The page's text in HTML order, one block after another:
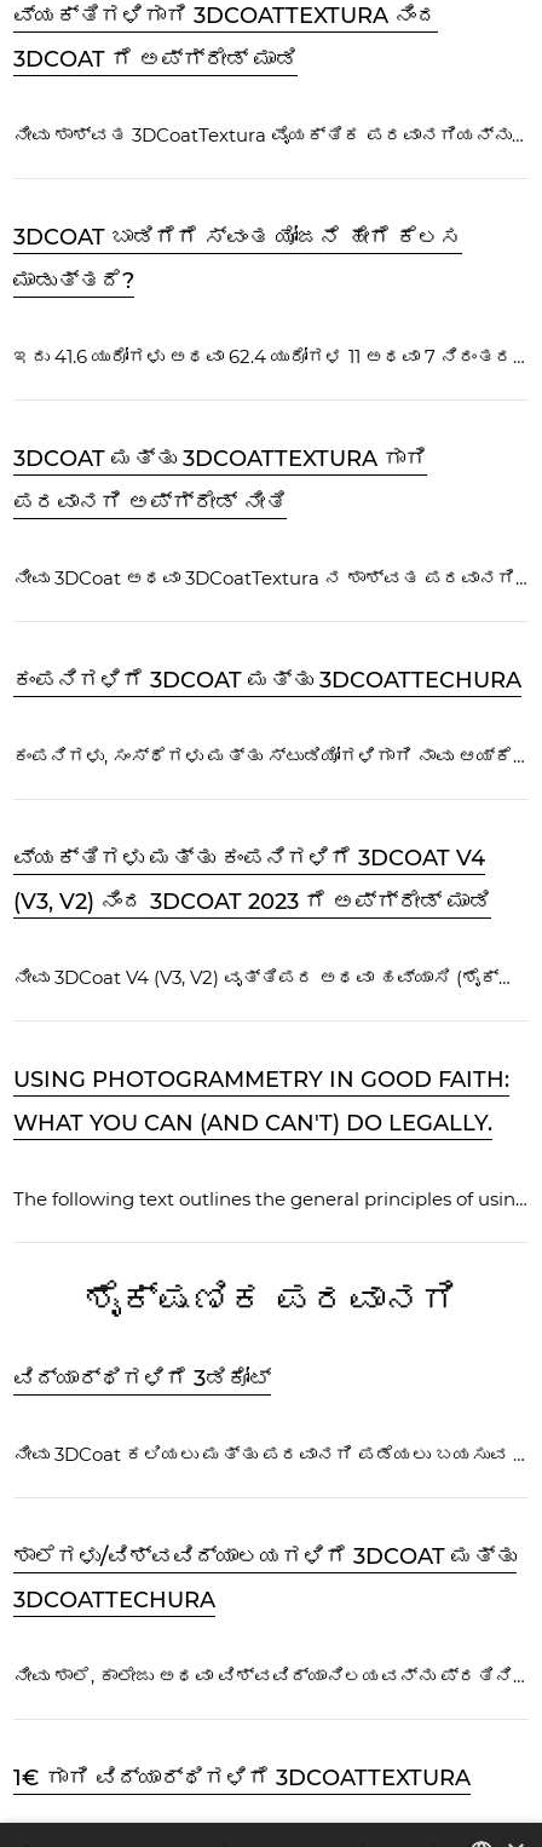
ವ್ಯಕ್ತಿಗಳಿಗಾಗಿ 3DCOATTEXTURA ನಿಂದ
3DCOAT ಗೆ ಅಪ್‌ಗ್ರೇಡ್ ಮಾಡಿ
ನೀವು ಶಾಶ್ವತ 3DCoatTextura ವೈಯಕ್ತಿಕ ಪರವಾನಗಿಯನ್ನು ಹೊಂದಿದ್ದರೆ ಮಾತ್ರ ನೀವು 3DCoatTextura ನಿಂದ 3DCoat ಗೆ ಅಪ್‌ಗ್ರೇಡ್ ಮಾಡಬಹುದು...
3DCOAT ಬಾಡಿಗೆಗೆ ಸ್ವಂತ ಯೋಜನೆ ಹೇಗೆ ಕೆಲಸ
ಮಾಡುತ್ತದೆ?
ಇದು 41.6 ಯುರೋಗಳು ಅಥವಾ 62.4 ಯುರೋಗಳ 11 ಅಥವಾ 7 ನಿರಂತರ ಮಾಸಿಕ ಪಾವತಿಗಳ ಚಂದಾದಾರಿಕೆ ಯೋಜನೆಯಾಗಿದೆ. ಪಾವತಿಯು ಮಾಸಿಕ ಆಧಾರದ ಮೇಲೆ ಸ್ವಯಂಚಾಲಿತವಾಗಿ ಸಂಭವಿಸುತ್ತದೆ. ಅಂತಿಮ ಪಾವತಿಯೊಂದಿಗೆ, ನೀವು ಶಾಶ್ವತ ಪರವಾನಗಿಯನ್ನು ಪಡೆಯುತ್ತೀರಿ...
3DCOAT ಮತ್ತು 3DCOATTEXTURA ಗಾಗಿ
ಪರವಾನಗಿ ಅಪ್‌ಗ್ರೇಡ್ ನೀತಿ
ನೀವು 3DCoat ಅಥವಾ 3DCoatTextura ನ ಶಾಶ್ವತ ಪರವಾನಗಿಯನ್ನು ಖರೀದಿಸಿದಾಗ, ನೀವು ಖರೀದಿಸಿದ ದಿನಾಂಕದಿಂದ ಪ್ರಾರಂಭವಾಗುವ 12 ತಿಂಗಳ ಉಚಿತ ಪ್ರೋಗ್ರಾಂ ನವೀಕರಣಗಳನ್ನು (ಮೊದಲ ವರ್ಷ) ಪಡೆಯುತ್ತೀರಿ... ನಂತರ...
ಕಂಪನಿಗಳಿಗೆ 3DCOAT ಮತ್ತು 3DCOATTECHURA
ಕಂಪನಿಗಳು, ಸಂಸ್ಥೆಗಳು ಮತ್ತು ಸ್ಟುಡಿಯೋಗಳಿಗಾಗಿ ನಾವು ಆಯ್ಕೆ ಮಾಡಲು ಹಲವಾರು ಪರವಾನಗಿ ಪರಿಹಾರಗಳನ್ನು ನೀಡುತ್ತೇವೆ: ಕಂಪನಿ ಪರವಾನಗಿ ನೋಡ್-ಲಾಕ್ ಮಾಡಲಾಗಿದೆ, ಕಂಪನಿ ಪರವಾನಗಿ ಫ್ಲೋಟಿಂಗ್ ಮತ್ತು ಕಂಪನಿ ಚಂದಾದಾರಿಕೆ...
ವ್ಯಕ್ತಿಗಳು ಮತ್ತು ಕಂಪನಿಗಳಿಗೆ 3DCOAT V4
(V3, V2) ನಿಂದ 3DCOAT 2023 ಗೆ ಅಪ್‌ಗ್ರೇಡ್ ಮಾಡಿ
ನೀವು 3DCoat V4 (V3, V2) ವೃತ್ತಿಪರ ಅಥವಾ ಹವ್ಯಾಸಿ (ಶೈಕ್ಷಣಿಕ) ಪರವಾನಗಿಯನ್ನು ಹೊಂದಿದ್ದರೆ ನೀವು 3DCoat V4 (V3, V2) ನಿಂದ 3DCoat 20XX ಗೆ ಅಪ್‌ಗ್ರೇಡ್ ಮಾಡಬಹುದು...
USING PHOTOGRAMMETRY IN GOOD FAITH:
WHAT YOU CAN (AND CAN'T) DO LEGALLY.
The following text outlines the general principles of using photogrammetry in good faith, along with real-world examples, to provide a basic understanding.
ಶೈಕ್ಷಣಿಕ ಪರವಾನಗಿ
ವಿದ್ಯಾರ್ಥಿಗಳಿಗೆ 3ಡಿಕೋಟ್
ನೀವು 3DCoat ಕಲಿಯಲು ಮತ್ತು ಪರವಾನಗಿ ಪಡೆಯಲು ಬಯಸುವ ವಿದ್ಯಾರ್ಥಿಯಾಗಿದ್ದರೆ ನಾವು ನೀಡಲು ಹಲವಾರು ಆಯ್ಕೆಗಳಿವೆ...
ಶಾಲೆಗಳು/ವಿಶ್ವವಿದ್ಯಾಲಯಗಳಿಗೆ 3DCOAT ಮತ್ತು
3DCOATTECHURA
ನೀವು ಶಾಲೆ, ಕಾಲೇಜು ಅಥವಾ ವಿಶ್ವವಿದ್ಯಾನಿಲಯವನ್ನು ಪ್ರತಿನಿಧಿಸಿದರೆ ಮತ್ತು ನಿಮ್ಮ ಶೈಕ್ಷಣಿಕ ಕಾರ್ಯಕ್ರಮಕ್ಕೆ 3DCoat ಸಂಯೋಜಿಸಲು ಆಸಕ್ತಿ ಹೊಂದಿದ್ದರೆ...
1€ ಗಾಗಿ ವಿದ್ಯಾರ್ಥಿಗಳಿಗೆ 3DCOATTEXTURA